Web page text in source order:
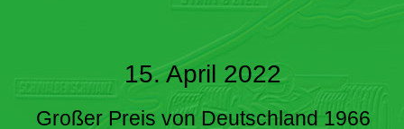
15. April 2022
Großer Preis von Deutschland 1966